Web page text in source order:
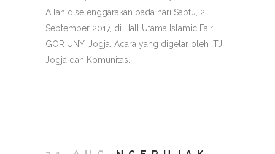
Allah diselenggarakan pada hari Sabtu, 2
September 2017, di Hall Utama Islamic Fair
GOR UNY, Jogja. Acara yang digelar oleh ITJ
Jogja dan Komunitas...